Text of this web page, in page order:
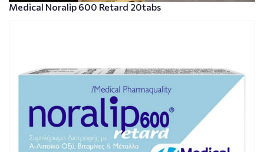
Medical Noralip 600 Retard 20tabs